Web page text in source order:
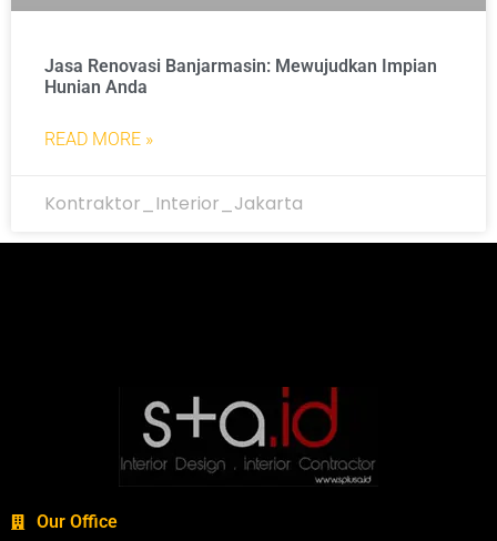
Jasa Renovasi Banjarmasin: Mewujudkan Impian
Hunian Anda
READ MORE »
Kontraktor_Interior_Jakarta
Our Office